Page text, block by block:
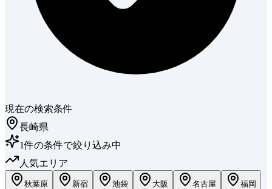
現在の検索条件
長崎県
1件の条件で絞り込み中
人気エリア
秋葉原 新宿 池袋 大阪 名古屋 福岡